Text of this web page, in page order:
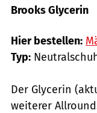
Brooks Glycerin
Hier bestellen:
Typ:
Der Glycerin
weiterer